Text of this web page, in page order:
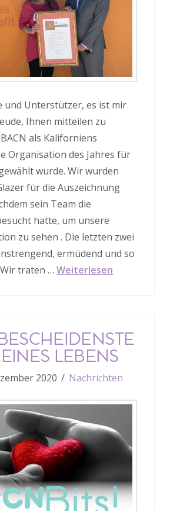
und Unterstützer, es ist mir
Ihnen mitteilen zu
als Kaliforniens
Organisation des Jahres für
wurde. Wir wurden
für die Auszeichnung
sein Team die
hatte, um unsere
zu sehen . Die letzten zwei
ermüdend und so
traten …Weiterlesen
LEBENS
2020 Nachrichten